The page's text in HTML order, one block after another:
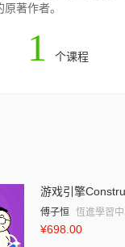
著作者。
1 个课程
傅子恒 恆進學習
¥698.00